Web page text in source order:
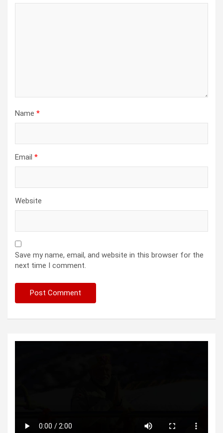
Name *
Email *
Website
Save my name, email, and website in this browser for the
next time I comment.